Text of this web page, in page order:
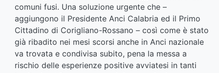
comuni fusi. Una soluzione urgente che –
aggiungono il Presidente Anci Calabria ed il Primo
Cittadino di Corigliano-Rossano – così come è stato
già ribadito nei mesi scorsi anche in Anci nazionale
va trovata e condivisa subito, pena la messa a
rischio delle esperienze positive avviatesi in tanti